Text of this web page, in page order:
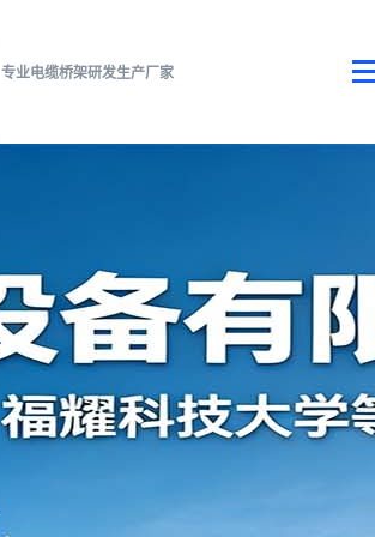
专业电缆桥架研发生产厂家